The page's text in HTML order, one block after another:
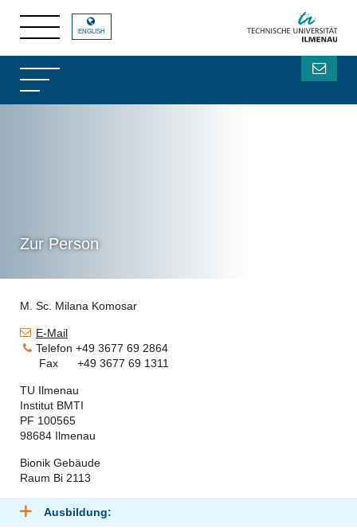
Zur Person
ENGLISH
M. Sc. Milana Komosar
E-Mail
Telefon +49 3677 69 2864
Fax +49 3677 69 1311
TU Ilmenau
Institut BMTI
PF 100565
98684 Ilmenau
Bionik Gebäude
Raum Bi 2113
Ausbildung: